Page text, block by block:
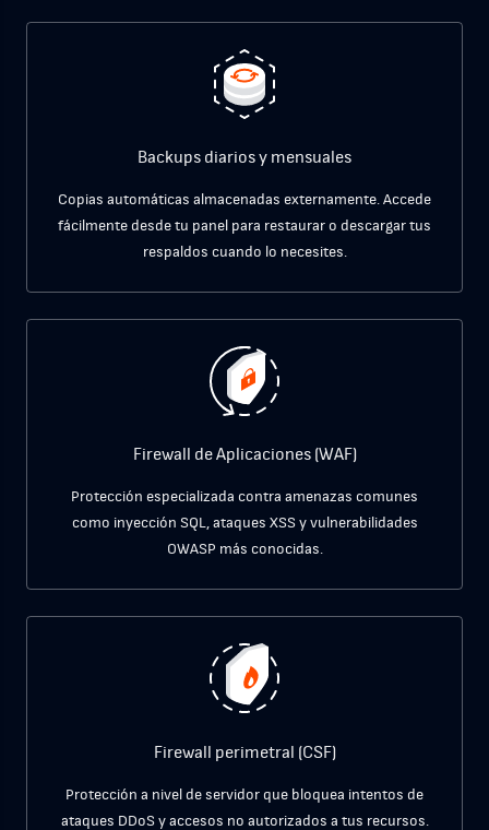
Backups diarios y mensuales
Copias automáticas almacenadas externamente. Accede
fácilmente desde tu panel para restaurar o descargar tus
respaldos cuando lo necesites.
Firewall de Aplicaciones (WAF)
Protección especializada contra amenazas comunes
como inyección SQL, ataques XSS y vulnerabilidades
OWASP más conocidas.
Firewall perimetral (CSF)
Protección a nivel de servidor que bloquea intentos de
ataques DDoS y accesos no autorizados a tus recursos.